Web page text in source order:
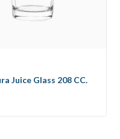
Juice Glass 208 CC.